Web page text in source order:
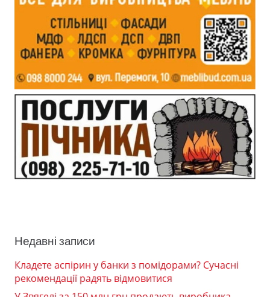
Недавні записи
Кладете аспірин у банки з помідорами? Сучасні
рекомендації радять відмовитися